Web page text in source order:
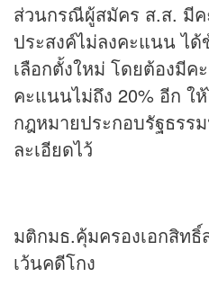
ส่วนกรณีผู้สมัคร ส.ส. มี
ประสงค์ไม่ลงคะแนน ไ
เลือกตั้งใหม่ โดยต้องมี
คะแนนไม่ถึง 20% อีก ใ
กฎหมายประกอบรัฐธรร
ละเอียดไว้
มติกมธ.คุ้มครองเอกสิท
เว้นคดีโกง